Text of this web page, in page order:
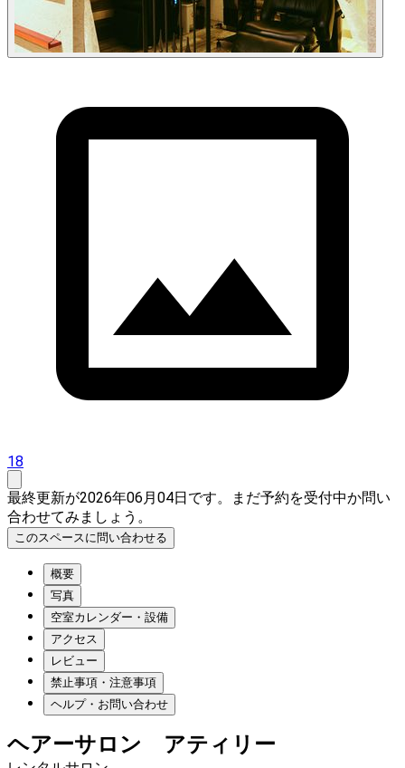
18
最終更新が2026年06月04日です。まだ予約を受付中か問い
合わせてみましょう。
このスペースに問い合わせる
概要
写真
空室カレンダー・設備
アクセス
レビュー
禁止事項・注意事項
ヘルプ・お問い合わせ
ヘアーサロン アティリー